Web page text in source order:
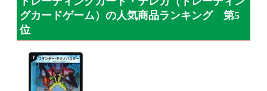
グカードゲーム）の人気商品ランキング 第5
位